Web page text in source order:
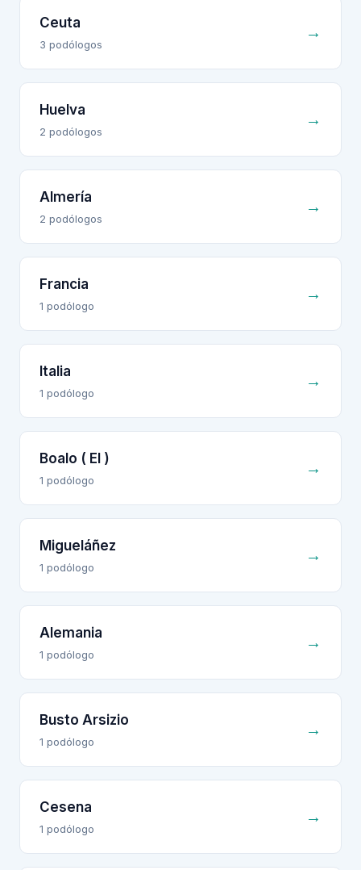
Ceuta
3 podólogos
→
Huelva
2 podólogos
→
Almería
2 podólogos
→
Francia
1 podólogo
→
Italia
1 podólogo
→
Boalo ( El )
1 podólogo
→
Migueláñez
1 podólogo
→
Alemania
1 podólogo
→
Busto Arsizio
1 podólogo
→
Cesena
1 podólogo
→